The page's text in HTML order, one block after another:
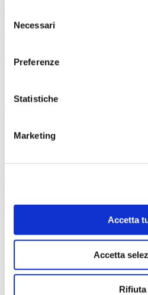
delNecessari
Preferenze
Statistiche
Marketing
Accetta
Accetta
Rifiuta
Nell’ambito del festival Fabbrica
Timothy Brock, direttore Drusilla
Alessandro Serra - Nell’ambito
26 settembre 2026
Mahler - Sinfonia n. 2